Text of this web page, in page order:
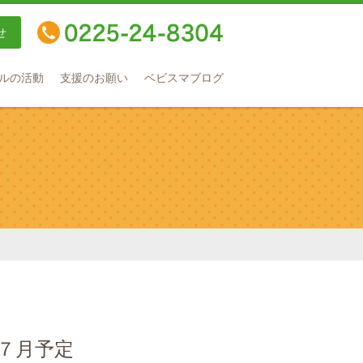
の活動 支援のお願い ベビスマブログ
月予定